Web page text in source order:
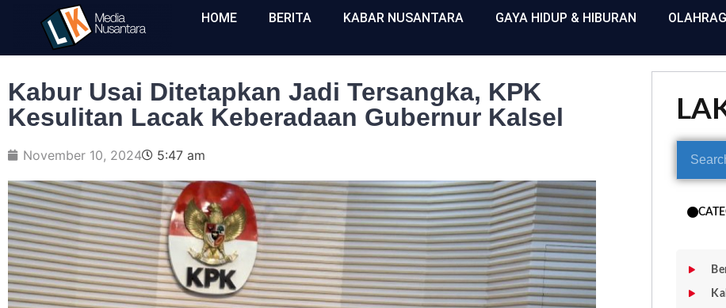
HOME BERITA KABAR NUSANTARA GAYA HIDUP & HIBURAN
Kabur Usai Ditetapkan Jadi Tersangka, KPK
Kesulitan Lacak Keberadaan Gubernur Kalsel
November 10, 2024 5:47 am